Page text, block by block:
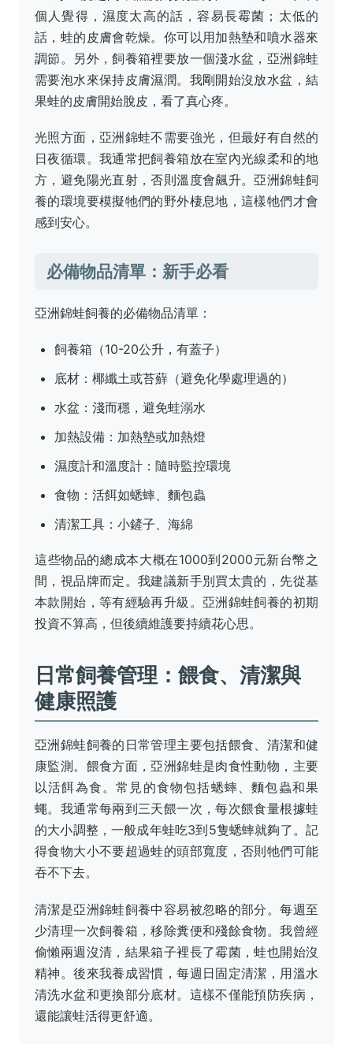
個人覺得，濕度太高的話，容易長霉菌；太低的
話，蛙的皮膚會乾燥。你可以用加熱墊和噴水器來
調節。另外，飼養箱裡要放一個淺水盆，亞洲錦蛙
需要泡水來保持皮膚濕潤。我剛開始沒放水盆，結
果蛙的皮膚開始脫皮，看了真心疼。
光照方面，亞洲錦蛙不需要強光，但最好有自然的
日夜循環。我通常把飼養箱放在室內光線柔和的地
方，避免陽光直射，否則溫度會飆升。亞洲錦蛙飼
養的環境要模擬牠們的野外棲息地，這樣牠們才會
感到安心。
必備物品清單：新手必看
亞洲錦蛙飼養的必備物品清單：
飼養箱（10-20公升，有蓋子）
底材：椰纖土或苔蘚（避免化學處理過的）
水盆：淺而穩，避免蛙溺水
加熱設備：加熱墊或加熱燈
濕度計和溫度計：隨時監控環境
食物：活餌如蟋蟀、麵包蟲
清潔工具：小鏟子、海綿
這些物品的總成本大概在1000到2000元新台幣之
間，視品牌而定。我建議新手別買太貴的，先從基
本款開始，等有經驗再升級。亞洲錦蛙飼養的初期
投資不算高，但後續維護要持續花心思。
日常飼養管理：餵食、清潔與
健康照護
亞洲錦蛙飼養的日常管理主要包括餵食、清潔和健
康監測。餵食方面，亞洲錦蛙是肉食性動物，主要
以活餌為食。常見的食物包括蟋蟀、麵包蟲和果
蠅。我通常每兩到三天餵一次，每次餵食量根據蛙
的大小調整，一般成年蛙吃3到5隻蟋蟀就夠了。記
得食物大小不要超過蛙的頭部寬度，否則牠們可能
吞不下去。
清潔是亞洲錦蛙飼養中容易被忽略的部分。每週至
少清理一次飼養箱，移除糞便和殘餘食物。我曾經
偷懶兩週沒清，結果箱子裡長了霉菌，蛙也開始沒
精神。後來我養成習慣，每週日固定清潔，用溫水
清洗水盆和更換部分底材。這樣不僅能預防疾病，
還能讓蛙活得更舒適。